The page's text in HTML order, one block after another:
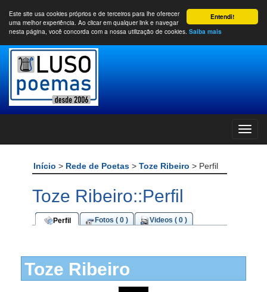
Entendi!
Este site usa cookies próprios e de terceiros para lhe oferecer
uma melhor experiência. Ao clicar em qualquer link e navegar
nesta página, você concorda com a nossa utilização de cookies. Saiba mais
Início > Rede de Poetas > Toze Ribeiro > Perfil
Toze Ribeiro::Perfil
Perfil Fotos ( 0 ) Videos ( 0 )
Toze Ribeiro